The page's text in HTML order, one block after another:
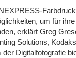
um für
erklärt Greg
Solutions,
der Digitalfotografie